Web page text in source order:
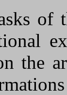
of
the